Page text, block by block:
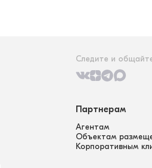
Следите и
Партнерам
Агентам
Объектам
Корпоративным